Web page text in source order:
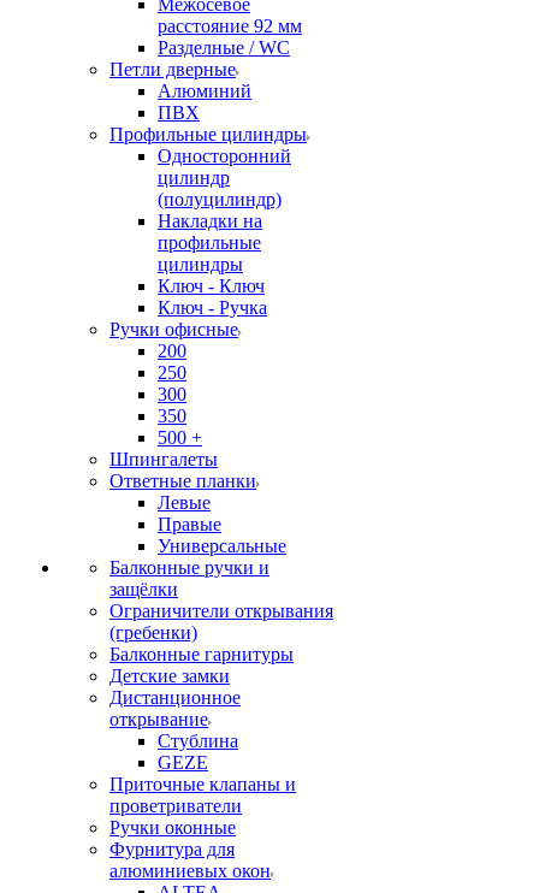
Межосевое
расстояние 92 мм
Разделные / WC
Петли дверные
Алюминий
ПВХ
Профильные цилиндры
Односторонний
цилиндр
(полуцилиндр)
Накладки на
профильные
цилиндры
Ключ - Ключ
Ключ - Ручка
Ручки офисные
200
250
300
350
500 +
Шпингалеты
Ответные планки
Левые
Правые
Универсальные
Балконные ручки и
защёлки
Ограничители открывания
(гребенки)
Балконные гарнитуры
Детские замки
Дистанционное
открывание
Стублина
GEZE
Приточные клапаны и
проветриватели
Ручки оконные
Фурнитура для
алюминиевых окон